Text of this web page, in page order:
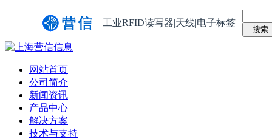
工业RFID读写器|天线|电子标签
网站首页
公司简介
新闻资讯
产品中心
解决方案
技术与支持